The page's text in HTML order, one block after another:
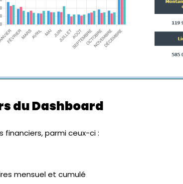
du Dashboard
financiers, parmi ceux-ci :
mensuel et cumulé